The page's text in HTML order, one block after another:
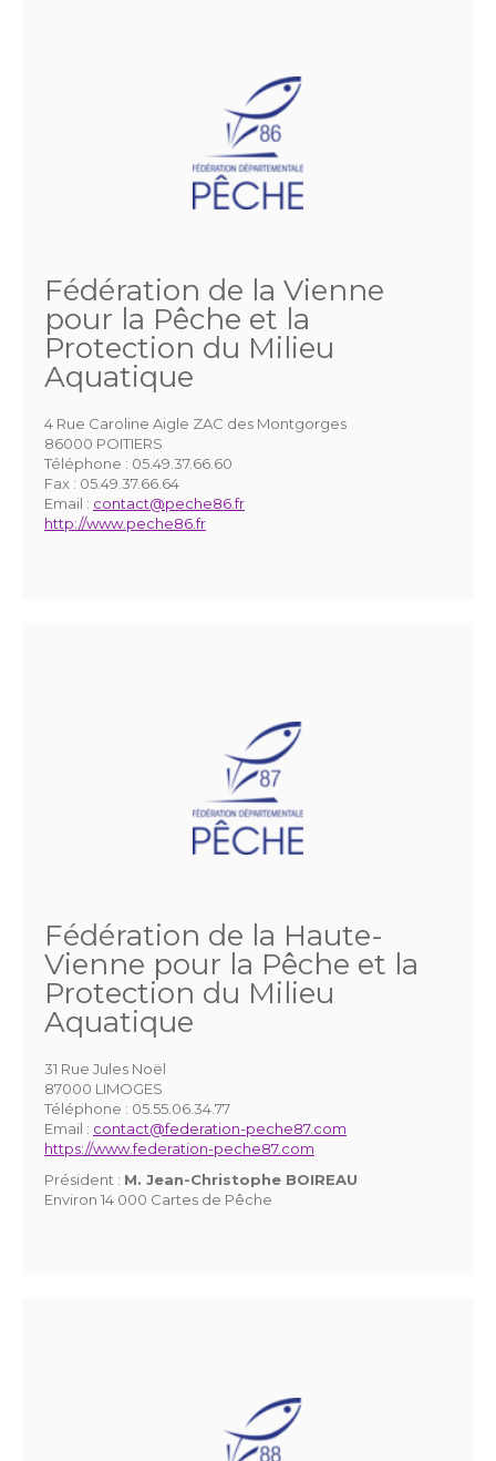
Fédération de la Vienne
pour la Pêche et la
Protection du Milieu
Aquatique
4 Rue Caroline Aigle ZAC des Montgorges
86000 POITIERS
Téléphone : 05.49.37.66.60
Fax : 05.49.37.66.64
Email : contact@peche86.fr
http://www.peche86.fr
Fédération de la Haute-
Vienne pour la Pêche et la
Protection du Milieu
Aquatique
31 Rue Jules Noël
87000 LIMOGES
Téléphone : 05.55.06.34.77
Email : contact@federation-peche87.com
https://www.federation-peche87.com
Président : M. Jean-Christophe BOIREAU
Environ 14 000 Cartes de Pêche